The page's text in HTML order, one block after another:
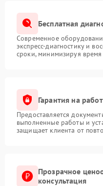
Бесплатная
Современное
экспресс-диагностику и
сроки, минимизируя время
Гарантия на
Предоставляется
выполненные работы и
защищает клиента от
Прозрачное
консультация